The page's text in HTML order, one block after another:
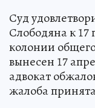
Суд
Слободяна к
колонии
вынесен 17
адвокат
жалоба